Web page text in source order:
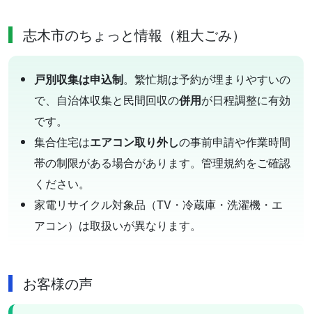
志木市のちょっと情報（粗大ごみ）
戸別収集は申込制。繁忙期は予約が埋まりやすいの
で、自治体収集と民間回収の併用が日程調整に有効
です。
集合住宅はエアコン取り外しの事前申請や作業時間
帯の制限がある場合があります。管理規約をご確認
ください。
家電リサイクル対象品（TV・冷蔵庫・洗濯機・エ
アコン）は取扱いが異なります。
お客様の声